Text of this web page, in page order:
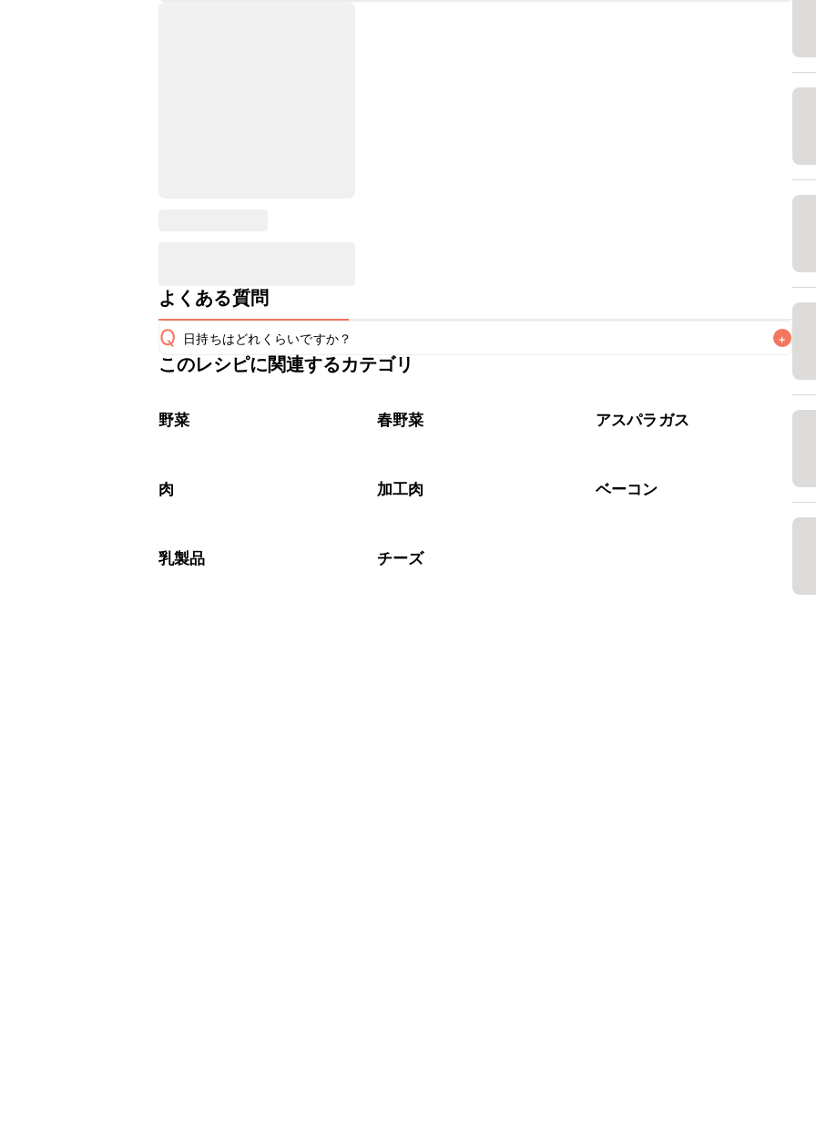
よくある質問
Q 日持ちはどれくらいですか？ +
保存期間は冷蔵で翌日中が目安です。なるべくお早めにお召し上がりください。
※日持ちは目安です。
このレシピに関連するカテゴリ
野菜 春野菜 アスパラガス
肉 加工肉 ベーコン
乳製品 チーズ